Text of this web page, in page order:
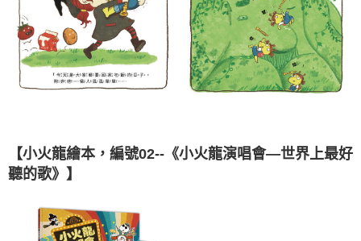
【小火龍繪本，編號02--《小火龍演唱會—世界上最好
聽的歌》】